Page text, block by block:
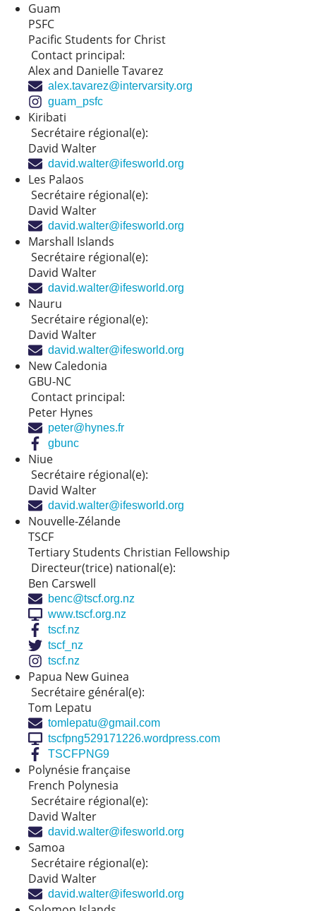
Guam
PSFC
Pacific Students for Christ
Contact principal:
Alex and Danielle Tavarez
alex.tavarez@intervarsity.org
guam_psfc
Kiribati
Secrétaire régional(e):
David Walter
david.walter@ifesworld.org
Les Palaos
Secrétaire régional(e):
David Walter
david.walter@ifesworld.org
Marshall Islands
Secrétaire régional(e):
David Walter
david.walter@ifesworld.org
Nauru
Secrétaire régional(e):
David Walter
david.walter@ifesworld.org
New Caledonia
GBU-NC
Contact principal:
Peter Hynes
peter@hynes.fr
gbunc
Niue
Secrétaire régional(e):
David Walter
david.walter@ifesworld.org
Nouvelle-Zélande
TSCF
Tertiary Students Christian Fellowship
Directeur(trice) national(e):
Ben Carswell
benc@tscf.org.nz
www.tscf.org.nz
tscf.nz
tscf_nz
tscf.nz
Papua New Guinea
Secrétaire général(e):
Tom Lepatu
tomlepatu@gmail.com
tscfpng529171226.wordpress.com
TSCFPNG9
Polynésie française
French Polynesia
Secrétaire régional(e):
David Walter
david.walter@ifesworld.org
Samoa
Secrétaire régional(e):
David Walter
david.walter@ifesworld.org